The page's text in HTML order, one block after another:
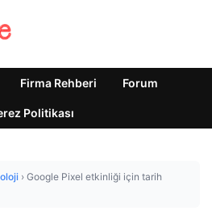
Firma Rehberi Forum
Politikası
› Google Pixel etkinliği için tarih